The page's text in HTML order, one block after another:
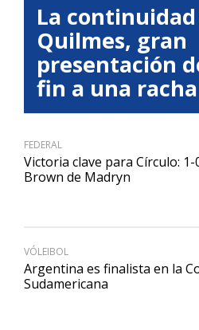
La
Quilmes, gran
presentación
fin a una
FEDERAL
Victoria clave para Círculo:
Brown de Madryn
VÓLEIBOL
Argentina es finalista en la
Sudamericana